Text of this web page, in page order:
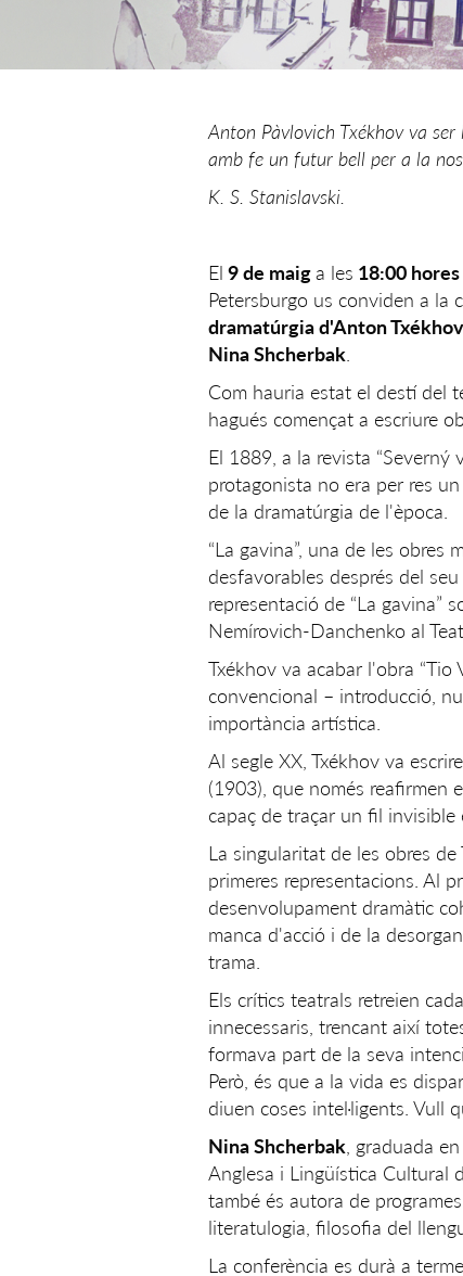
Anton Pàvlovich Txékhov va
amb fe un futur bell per a la
K. S. Stanislavski.
El 9 de maiga les 18:00 hores
Petersburgo us conviden a la
dramatúrgia d'Anton
Nina Shcherbak
Com hauria estat el destí del
hagués començat a escriure
El 1889, a la revista “Severný
protagonista no era per res
de la dramatúrgia de l'època.
“La gavina”, una de les
desfavorables després del
representació de “La gavina”
Nemírovich-Danchenko al
Txékhov va acabar l'obra
convencional – introducció,
importància artística.
Al segle XX, Txékhov va
(1903), que només reafirmen
capaç de traçar un fil invisible
La singularitat de les obres
primeres representacions. Al
desenvolupament dramàtic
manca d'acció i de la
trama.
Els crítics teatrals retreien
innecessaris, trencant així
formava part de la seva
Però, és que a la vida es
diuen coses intel·ligents. Vull
Nina Shcherbak , graduada
Anglesa i Lingüística Cultural
també és autora de
literatulogia, filosofia del
La conferència es durà a